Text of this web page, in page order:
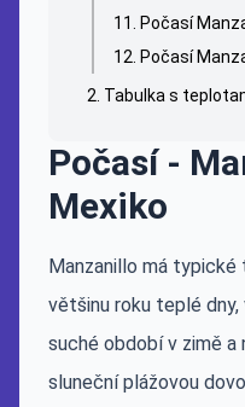
Počasí
Počasí
Tabulka s
Počasí -
Mexiko
Manzanillo má typické
většinu roku teplé
suché období v zimě a
sluneční plážovou